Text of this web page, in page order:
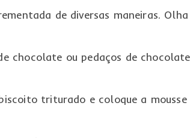
de diversas maneiras. Olha
chocolate ou pedaços de chocolate
triturado e coloque a mousse